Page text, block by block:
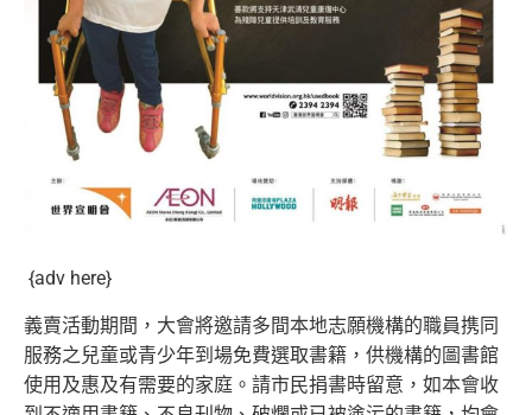
{adv here}
義賣活動期間， 大會將邀請多間本地志願機構的職員携同
服務之兒童或青少年到場免費選取書籍，供機構的圖書館
使用及惠及有需要的家庭。 請市民捐書時留意，如本會收